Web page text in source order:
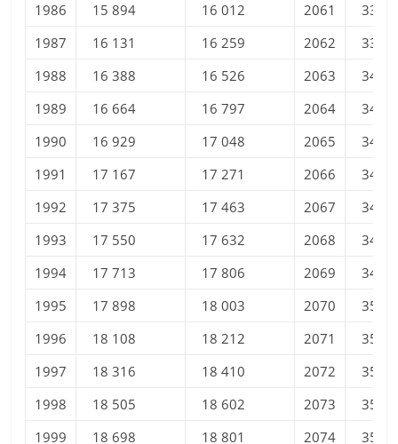
1986
15 894 16 012 2061
33
1987
16 131 16 259 2062
33
1988
16 388 16 526 2063
34
1989
16 664 16 797 2064
34
1990
16 929 17 048 2065
34
1991
17 167 17 271 2066
34
1992
17 375 17 463 2067
34
1993
17 550 17 632 2068
34
1994
17 713 17 806 2069
34
1995
17 898 18 003 2070
35
1996
18 108 18 212 2071
35
1997
18 316 18 410 2072
35
1998
18 505 18 602 2073
35
1999
18 698 18 801 2074
35